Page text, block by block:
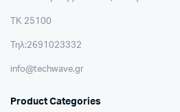
ΤΚ 25100
Τηλ:2691023332
info@techwave.gr
Product Categories